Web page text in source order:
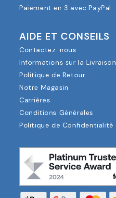
Paiement en 3 avec PayPal
AIDE ET CONSEILS
Contactez-nous
Informations sur la Livraison
Politique de Retour
Notre Magasin
Carrières
Conditions Générales
Politique de Confidentialité